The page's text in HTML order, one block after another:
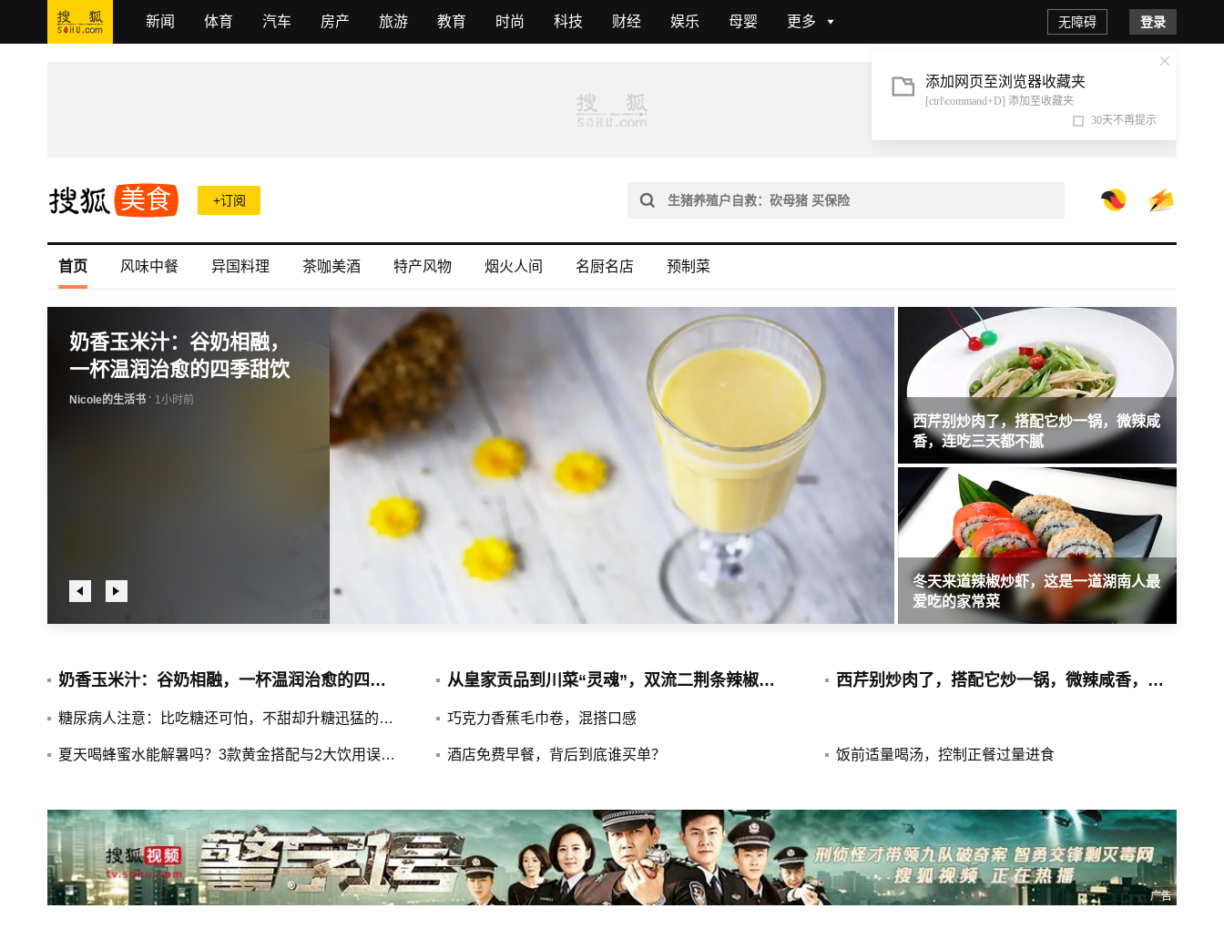
新闻 体育 汽车 房产 旅游 教育 时尚 科技 财经 娱乐 母婴 更多 登录
无障碍
美食 +订阅
首页 风味中餐 异国料理 茶咖美酒 特产风物 烟火人间 名厨名店 预制菜
奶香玉米汁：谷奶相融，
一杯温润治愈的四季甜饮
Nicole的生活书 · 1小时前
全球最爱吃罐头的4个国家，日常都吃
些什么？
西芹别炒肉了，搭配它炒一锅，微辣咸
香，连吃三天都不腻
多地“兰州拉面”改名“青海拉面”？青海
省拉面产业行业协会回应
冬天来道辣椒炒虾，这是一道湖南人最
爱吃的家常菜
奶香玉米汁：谷奶相融，一杯温润治愈的四季甜饮
糖尿病人注意：比吃糖还可怕，不甜却升糖迅猛的4大主食！
夏天喝蜂蜜水能解暑吗？3款黄金搭配与2大饮用误区揭秘
从皇家贡品到川菜“灵魂”，双流二荆条辣椒串起千万大产业｜寻找农田里的超级单品
巧克力香蕉毛巾卷，混搭口感
酒店免费早餐，背后到底谁买单？
西芹别炒肉了，搭配它炒一锅，微辣咸香，连吃三天都不腻
饭前适量喝汤，控制正餐过量进食
广告
添加网页至浏览器收藏夹
[ctrl\command+D] 添加至收藏夹
30天不再提示